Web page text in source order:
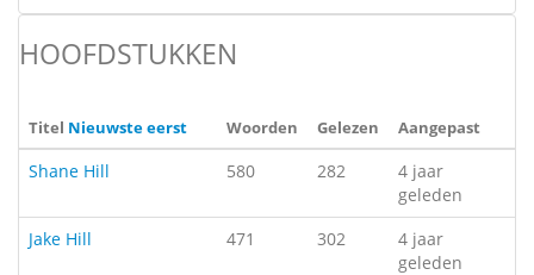
HOOFDSTUKKEN
Titel Nieuwste eerst Woorden Gelezen Aangepast
Shane Hill 580 282
4 jaar
geleden
Jake Hill
471 302
4 jaar
geleden